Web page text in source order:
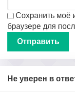
Сохранить моё
браузере для
Не уверен в